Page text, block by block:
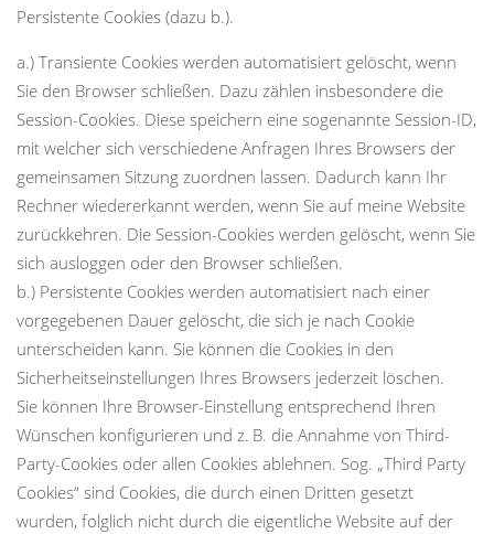
Persistente Cookies (dazu b.).
a.) Transiente Cookies werden automatisiert gelöscht, wenn
Sie den Browser schließen. Dazu zählen insbesondere die
Session-Cookies. Diese speichern eine sogenannte Session-ID,
mit welcher sich verschiedene Anfragen Ihres Browsers der
gemeinsamen Sitzung zuordnen lassen. Dadurch kann Ihr
Rechner wiedererkannt werden, wenn Sie auf meine Website
zurückkehren. Die Session-Cookies werden gelöscht, wenn Sie
sich ausloggen oder den Browser schließen.
b.) Persistente Cookies werden automatisiert nach einer
vorgegebenen Dauer gelöscht, die sich je nach Cookie
unterscheiden kann. Sie können die Cookies in den
Sicherheitseinstellungen Ihres Browsers jederzeit löschen.
Sie können Ihre Browser-Einstellung entsprechend Ihren
Wünschen konfigurieren und z. B. die Annahme von Third-
Party-Cookies oder allen Cookies ablehnen. Sog. „Third Party
Cookies“ sind Cookies, die durch einen Dritten gesetzt
wurden, folglich nicht durch die eigentliche Website auf der